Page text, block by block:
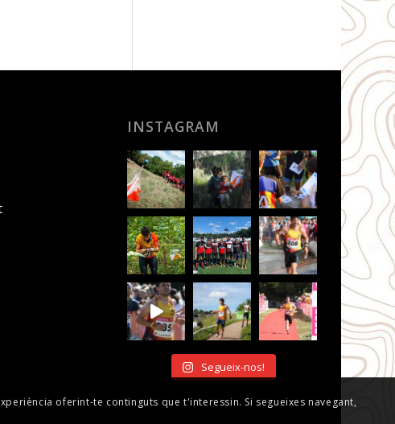
INSTAGRAM
Segueix-nos!
oferint-te continguts que t'interessin. Si segueixes navegant,